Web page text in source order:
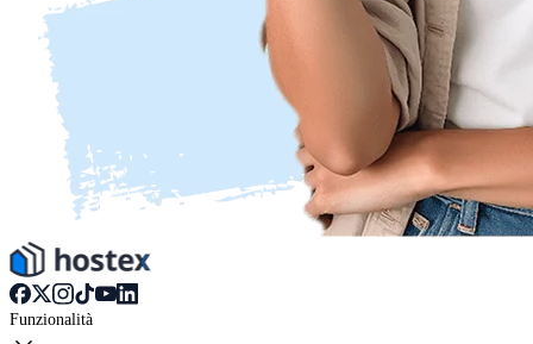
Funzionalità